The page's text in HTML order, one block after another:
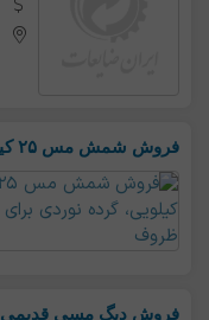
فروش شمش مس ۲۵ کیلویی، گرده نوردی برای ساخت ظروف
فروش دیگ مسی قدیمی